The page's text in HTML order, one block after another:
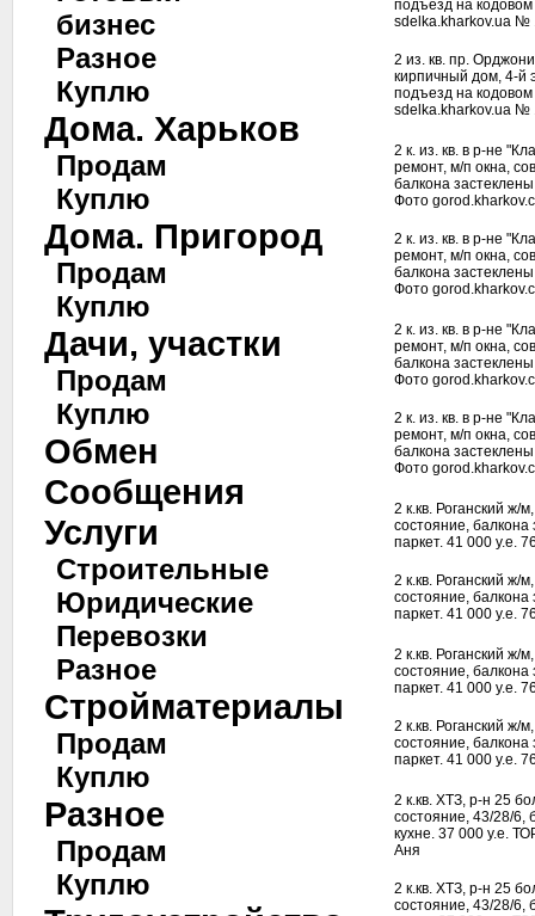
бизнес
Разное
Куплю
Дома. Харьков
Продам
Куплю
Дома. Пригород
Продам
Куплю
Дачи, участки
Продам
Куплю
Обмен
Сообщения
Услуги
Строительные
Юридические
Перевозки
Разное
Стройматериалы
Продам
Куплю
Разное
Продам
Куплю
подъезд на
sdelka.kharkov.ua №
2 из. кв. пр.
кирпичный дом, 4-й
подъезд на
sdelka.kharkov.ua №
2 к. из. кв. в р-не
ремонт, м/п окна,
балкона
Фото
2 к. из. кв. в р-не
ремонт, м/п окна,
балкона
Фото
2 к. из. кв. в р-не
ремонт, м/п окна,
балкона
Фото
2 к. из. кв. в р-не
ремонт, м/п окна,
балкона
Фото
2 к.кв. Роганский ж/
состояние,
паркет. 41 000 у.е.
2 к.кв. Роганский ж/
состояние,
паркет. 41 000 у.е.
2 к.кв. Роганский ж/
состояние,
паркет. 41 000 у.е.
2 к.кв. Роганский ж/
состояние,
паркет. 41 000 у.е.
2 к.кв. ХТЗ, р-н 25
состояние, 43/28/6,
кухне. 37 000 у.е.
Аня
2 к.кв. ХТЗ, р-н 25
состояние, 43/28/6,